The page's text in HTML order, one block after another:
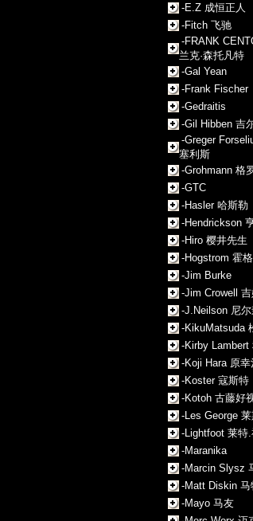
-E.Z 成恒正人
-Fitch 飞驰
-FRANK
兰克·森托凡特
-Gal Yean
-Frank Fischer
-Gedraitis
-Gil Hibben 吉
-Greger
塞利斯
-Grohmann 格
-GTC
-Hasler 哈斯勒
-Hendrickson
-Hiro 樱井先生
-Hogstrom 霍
-Jim Burke
-Jim Crowell
-J.Neilson 尼尔
-KikuMatsuda
-Kirby Lambert
-Koji Hara 原幸
-Koster 寇斯特
-Kotoh 古藤好
-Les George
-Lightfoot 莱特
-Maranika
-Marcin Slysz
-Matt Diskin 马
-Mayo 马友